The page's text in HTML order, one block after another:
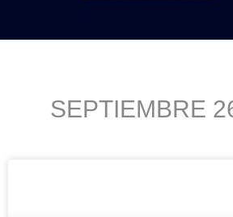
SEPTIEMBRE